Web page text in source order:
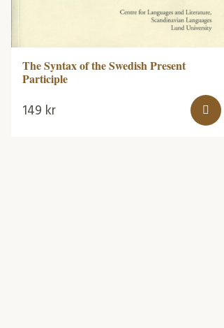
The Syntax of the Swedish Present
Participle
149 kr